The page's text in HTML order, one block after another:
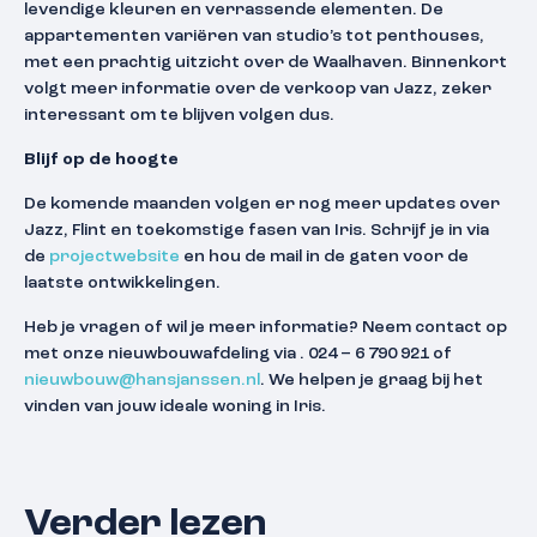
levendige kleuren en verrassende elementen. De
appartementen variëren van studio’s tot penthouses,
met een prachtig uitzicht over de Waalhaven. Binnenkort
volgt meer informatie over de verkoop van Jazz, zeker
interessant om te blijven volgen dus.
Blijf op de hoogte
De komende maanden volgen er nog meer updates over
Jazz, Flint en toekomstige fasen van Iris. Schrijf je in via
de projectwebsite en hou de mail in de gaten voor de
laatste ontwikkelingen.
Heb je vragen of wil je meer informatie? Neem contact op
met onze nieuwbouwafdeling via . 024 – 6 790 921 of
nieuwbouw@hansjanssen.nl . We helpen je graag bij het
vinden van jouw ideale woning in Iris.
Verder lezen